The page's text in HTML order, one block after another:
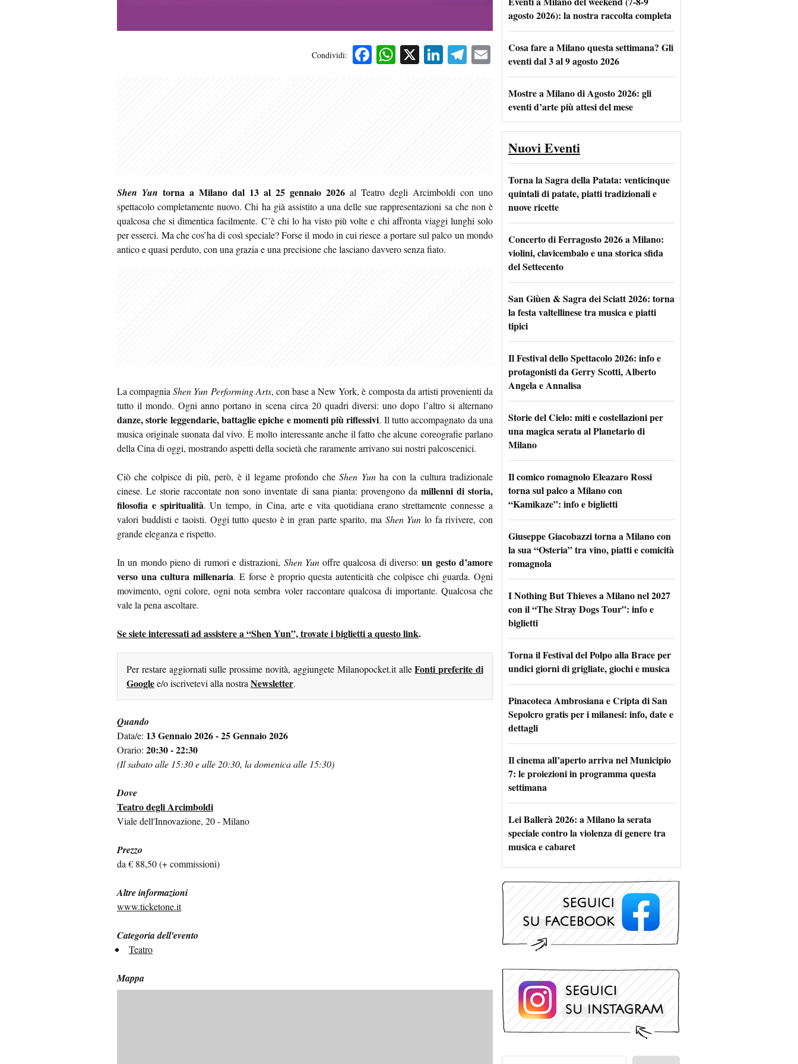
Condividi: Facebook
WhatsApp
X LinkedIn
Telegram
Email
Shen Yun torna a Milano dal 13 al 25 gennaio 2026 al Teatro degli Arcimboldi con uno
spettacolo completamente nuovo. Chi ha già assistito a una delle sue rappresentazioni sa che non è
qualcosa che si dimentica facilmente. C’è chi lo ha visto più volte e chi affronta viaggi lunghi solo
per esserci. Ma che cos’ha di così speciale? Forse il modo in cui riesce a portare sul palco un mondo
antico e quasi perduto, con una grazia e una precisione che lasciano davvero senza fiato.
La compagniaShen Yun Performing Arts, con base a New York, è composta da artisti provenienti da
tutto il mondo. Ogni anno portano in scena circa 20 quadri diversi: uno dopo l’altro si alternano
danze, storie leggendarie, battaglie epiche e momenti più riflessivi. Il tutto accompagnato da una
musica originale suonata dal vivo. È molto interessante anche il fatto che alcune coreografie parlano
della Cina di oggi, mostrando aspetti della società che raramente arrivano sui nostri palcoscenici.
Ciò che colpisce di più, però, è il legame profondo cheShen Yunha con la cultura tradizionale
cinese. Le storie raccontate non sono inventate di sana pianta: provengono da millenni di storia,
filosofia e spiritualità. Un tempo, in Cina, arte e vita quotidiana erano strettamente connesse a
valori buddisti e taoisti. Oggi tutto questo è in gran parte sparito, ma Shen Yun lo fa rivivere, con
grande eleganza e rispetto.
In un mondo pieno di rumori e distrazioni, Shen Yunoffre qualcosa di diverso:un gesto d’amore
verso una cultura millenaria. E forse è proprio questa autenticità che colpisce chi guarda. Ogni
movimento, ogni colore, ogni nota sembra voler raccontare qualcosa di importante. Qualcosa che
vale la pena ascoltare.
Se siete interessati ad assistere a “Shen Yun”, trovate i biglietti a questo link.
Per restare aggiornati sulle prossime novità, aggiungete Milanopocket.it alleFonti preferite di
Googlee/o iscrivetevi alla nostraNewsletter.
Quando
Data/e: 13 Gennaio 2026 - 25 Gennaio 2026
Orario: 20:30 - 22:30
(Il sabato alle 15:30 e alle 20:30, la domenica alle 15:30)
Dove
Teatro degli Arcimboldi
Viale dell'Innovazione, 20 - Milano
Prezzo
da € 88,50 (+ commissioni)
Altre informazioni
www.ticketone.it
Categoria dell'evento
Teatro
Mappa
agosto 2026): la nostra raccolta completa
Cosa fare a Milano questa settimana? Gli
eventi dal 3 al 9 agosto 2026
Mostre a Milano di Agosto 2026: gli
eventi d’arte più attesi del mese
Nuovi Eventi
Torna la Sagra della Patata: venticinque
quintali di patate, piatti tradizionali e
nuove ricette
Concerto di Ferragosto 2026 a Milano:
violini, clavicembalo e una storica sfida
del Settecento
San Giùen & Sagra dei Sciatt 2026: torna
la festa valtellinese tra musica e piatti
tipici
Il Festival dello Spettacolo 2026: info e
protagonisti da Gerry Scotti, Alberto
Angela e Annalisa
Storie del Cielo: miti e costellazioni per
una magica serata al Planetario di
Milano
Il comico romagnolo Eleazaro Rossi
torna sul palco a Milano con
“Kamikaze”: info e biglietti
Giuseppe Giacobazzi torna a Milano con
la sua “Osteria” tra vino, piatti e comicità
romagnola
I Nothing But Thieves a Milano nel 2027
con il “The Stray Dogs Tour”: info e
biglietti
Torna il Festival del Polpo alla Brace per
undici giorni di grigliate, giochi e musica
Pinacoteca Ambrosiana e Cripta di San
Sepolcro gratis per i milanesi: info, date e
dettagli
Il cinema all’aperto arriva nel Municipio
7: le proiezioni in programma questa
settimana
Lei Ballerà 2026: a Milano la serata
speciale contro la violenza di genere tra
musica e cabaret